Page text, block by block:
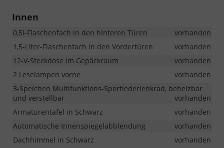
Innen
0,5l-Flaschenfach in den hinteren Türen
vorhanden
1,5-Liter-Flaschenfach in den Vordertüren
vorhanden
12-V-Steckdose im Gepäckraum
vorhanden
2 Leselampen vorne
vorhanden
3-Speichen Multifunktions-Sportlederlenkrad, beheizbar
und verstellbar
vorhanden
Armaturentafel in Schwarz
vorhanden
Automatische Innenspiegelabblendung
vorhanden
Dachhimmel in Schwarz
vorhanden